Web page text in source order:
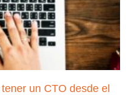
un CTO desde el